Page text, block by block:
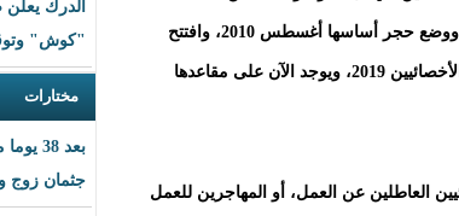
الدرك
"كوش"
مختارات
بعد
جثمان زوج
الأخصائيين، وذلك منذ انطلاقتها قبل نحو 20 سنة، حيث بدأ مشروعها نوفمبر 2006، ووضع حجر أساسها أغسطس 2010، وافتتح
رسميا نوفمبر 2013، وخرجت أول دفعة من الأطباء العامين 2015، وأول دفعة من الأخصائيين 2019، ويوجد الآن على مقاعدها
العاطلين عن العمل، أو المهاجرين للعمل